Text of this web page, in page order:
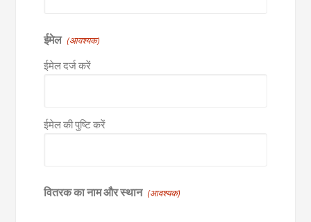
ईमेल (आवश्यक)
ईमेल दर्ज करें
ईमेल की पुष्टि करें
वितरक का नाम और स्थान (आवश्यक)